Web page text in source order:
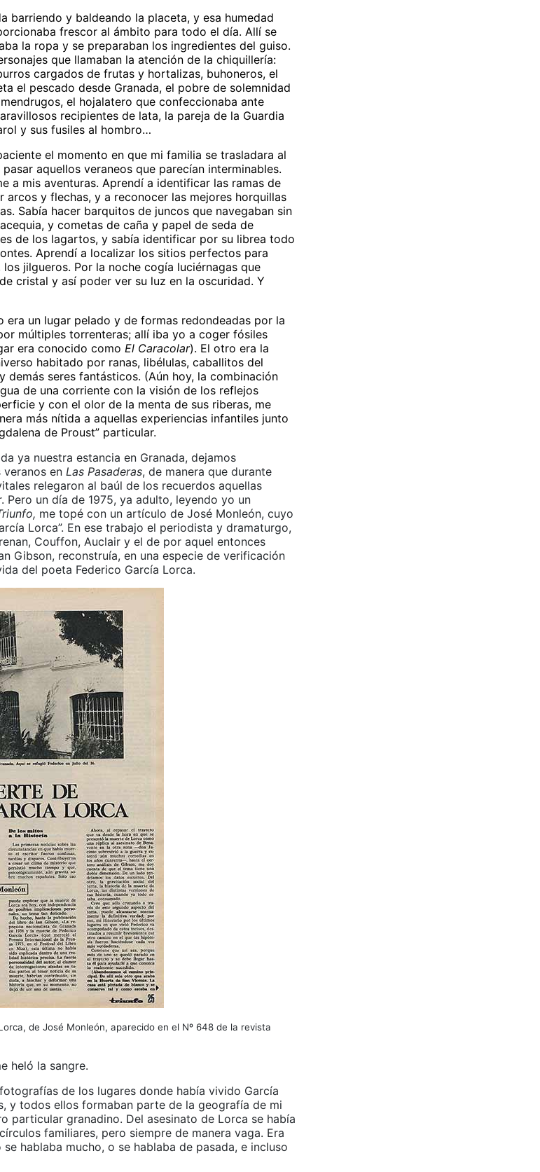
barriendo y baldeando la placeta, y esa humedad
frescor al ámbito para todo el día. Allí se
la ropa y se preparaban los ingredientes del guiso.
que llamaban la atención de la chiquillería:
cargados de frutas y hortalizas, buhoneros, el
el pescado desde Granada, el pobre de solemnidad
el hojalatero que confeccionaba ante
recipientes de lata, la pareja de la Guardia
y sus fusiles al hombro…
el momento en que mi familia se trasladara al
aquellos veraneos que parecían interminables.
a mis aventuras. Aprendí a identificar las ramas de
arcos y flechas, y a reconocer las mejores horquillas
Sabía hacer barquitos de juncos que navegaban sin
y cometas de caña y papel de seda de
de los lagartos, y sabía identificar por su librea todo
Aprendí a localizar los sitios perfectos para
los jilgueros. Por la noche cogía luciérnagas que
cristal y así poder ver su luz en la oscuridad. Y
era un lugar pelado y de formas redondeadas por la
múltiples torrenteras; allí iba yo a coger fósiles
era conocido como El Caracolar). El otro era la
habitado por ranas, libélulas, caballitos del
demás seres fantásticos. (Aún hoy, la combinación
de una corriente con la visión de los reflejos
y con el olor de la menta de sus riberas, me
más nítida a aquellas experiencias infantiles junto
de Proust” particular.
ya nuestra estancia en Granada, dejamos
en Las Pasaderas, de manera que durante
relegaron al baúl de los recuerdos aquellas
Pero un día de 1975, ya adulto, leyendo yo un
me topé con un artículo de José Monleón, cuyo
Lorca”. En ese trabajo el periodista y dramaturgo,
Couffon, Auclair y el de por aquel entonces
Gibson, reconstruía, en una especie de verificación
del poeta Federico García Lorca.
de José Monleón, aparecido en el Nº 648 de la revista
heló la sangre.
de los lugares donde había vivido García
y todos ellos formaban parte de la geografía de mi
particular granadino. Del asesinato de Lorca se había
familiares, pero siempre de manera vaga. Era
hablaba mucho, o se hablaba de pasada, e incluso